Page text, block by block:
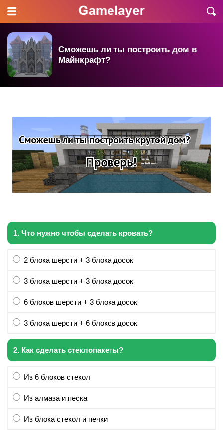
Сможешь ли ты построить дом в
Майнкрафт?
1. Что нужно чтобы сделать кровать?
2 блока шерсти + 3 блока досок
3 блока шерсти + 3 блока досок
6 блоков шерсти + 3 блока досок
3 блока шерсти + 6 блоков досок
2. Как сделать стеклопакеты?
Из 6 блоков стекол
Из алмаза и песка
Из блока стекол и печки